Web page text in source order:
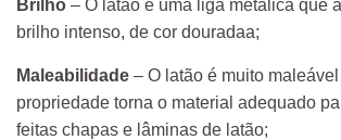
Brilho – O latão é uma liga metálica que
brilho intenso, de cor douradaa;
Maleabilidade – O latão é muito
propriedade torna o material adequado
feitas chapas e lâminas de latão;